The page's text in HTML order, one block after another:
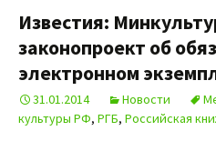
Известия:
законопроект об
электронном
31.01.2014 Новости
культуры РФ, РГБ, Российская